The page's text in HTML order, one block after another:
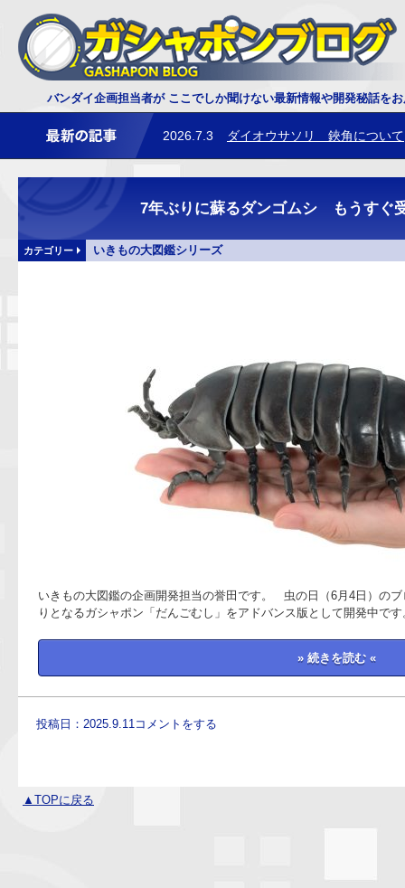
バンダイ企画担当者が ここでしか聞けない最新情報や開発秘話を
2026.7.3 ダイオウサソリ 鋏角について
2026.6.25 レプティクス恐竜 トリケラ
7年ぶりに蘇るダンゴムシ もうす
カテゴリー いきもの大図鑑シリーズ
いきもの大図鑑の企画開発担当の誉田です。 虫の日（6月4日）の
りとなるガシャポン「だんごむし」をアドバンス版として開発中
» 続きを読む «
投稿日：2025.9.11コメントをする
▲TOPに戻る